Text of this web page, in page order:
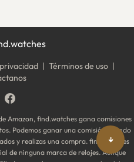
| Términos de uso |
Amazon, find.watches gana comisiones
Podemos ganar una comisión cuando
y realizas una compra. find.watches
de ninguna marca de relojes. Aunque
↓